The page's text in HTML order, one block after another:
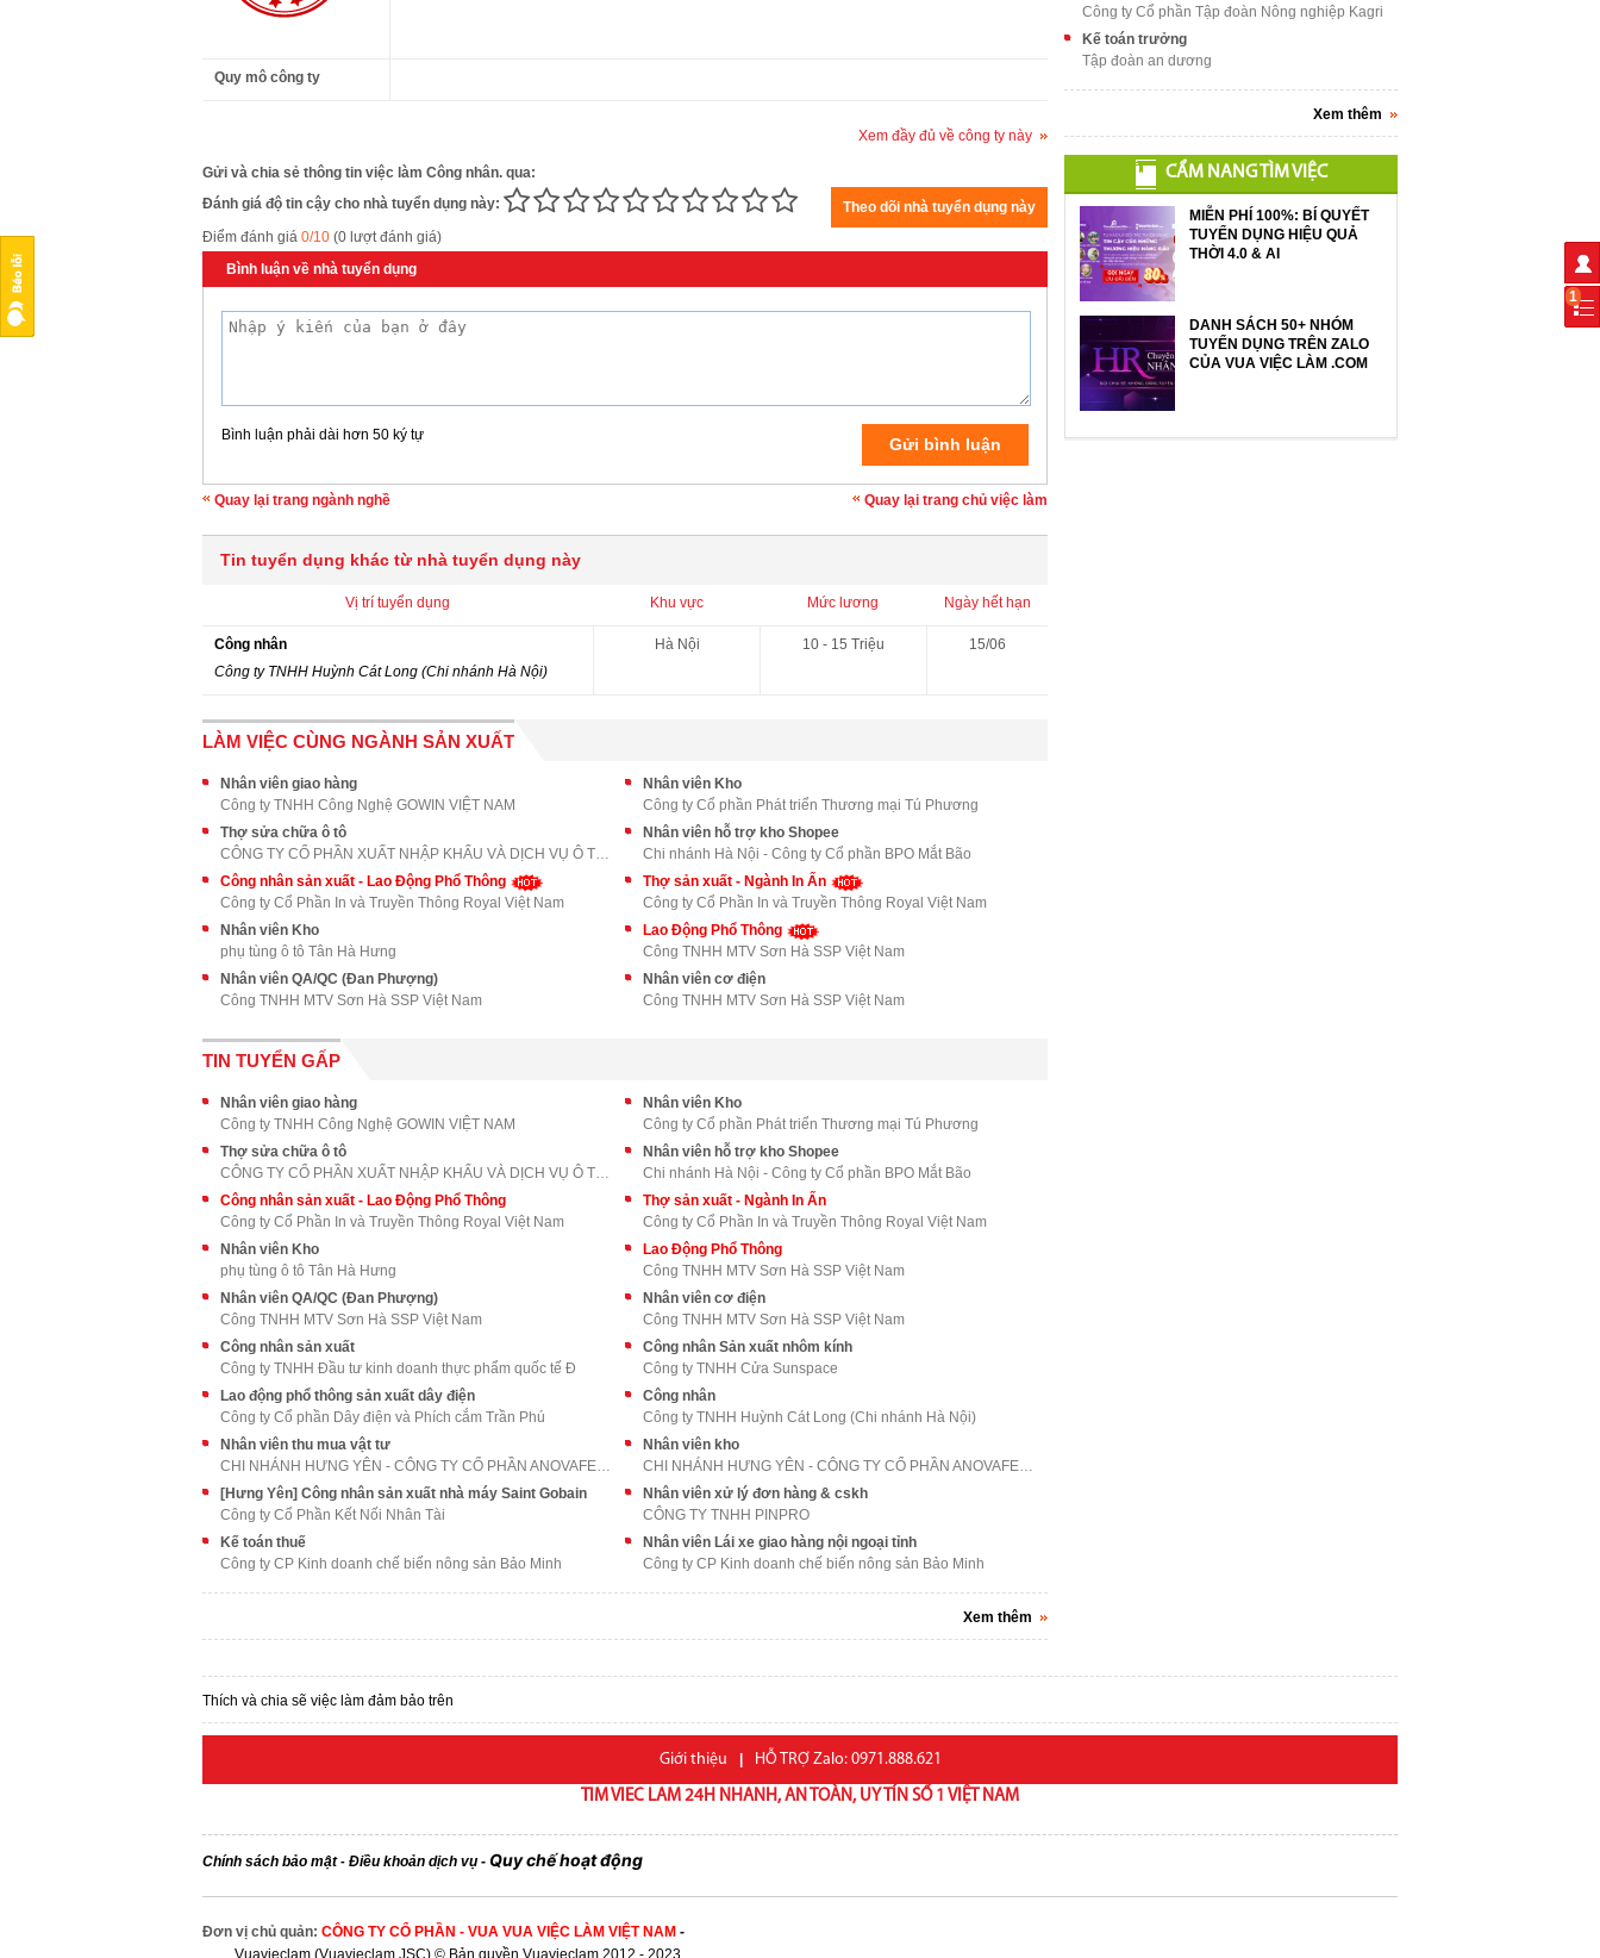
Quy mô công ty
Xem đầy đủ về công ty này
Gửi và chia sẻ thông tin việc làm Công nhân. qua:
Đánh giá độ tin cậy cho nhà tuyển dụng này:
Điểm đánh giá 0/10 (0 lượt đánh giá)
Bình luận về nhà tuyển dụng
Bình luận phải dài hơn 50 ký tự
Quay lại trang ngành nghề Quay lại trang chủ việc làm
Tin tuyển dụng khác từ nhà tuyển dụng này
Vị trí tuyển dụng Khu vực Mức lương Ngày hết hạn
Công nhân
Công ty TNHH Huỳnh Cát Long (Chi nhánh Hà Nội)
Hà Nội 10 - 15 Triệu 15/06
LÀM VIỆC CÙNG NGÀNH SẢN XUẤT
Nhân viên giao hàng
Công ty TNHH Công Nghệ GOWIN VIỆT NAM
Nhân viên Kho
Công ty Cổ phần Phát triển Thương mại Tú Phương
Thợ sửa chữa ô tô
CÔNG TY CỔ PHẦN XUẤT NHẬP KHẨU VÀ DỊCH VỤ Ô TÔ LON
Nhân viên hỗ trợ kho Shopee
Chi nhánh Hà Nội - Công ty Cổ phần BPO Mắt Bão
Công nhân sản xuất - Lao Động Phổ Thông
Công ty Cổ Phần In và Truyền Thông Royal Việt Nam
Thợ sản xuất - Ngành In Ấn
Công ty Cổ Phần In và Truyền Thông Royal Việt Nam
Nhân viên Kho
phụ tùng ô tô Tân Hà Hưng
Lao Động Phổ Thông
Công TNHH MTV Sơn Hà SSP Việt Nam
Nhân viên QA/QC (Đan Phượng)
Công TNHH MTV Sơn Hà SSP Việt Nam
Nhân viên cơ điện
Công TNHH MTV Sơn Hà SSP Việt Nam
TIN TUYỂN GẤP
Nhân viên giao hàng
Công ty TNHH Công Nghệ GOWIN VIỆT NAM
Nhân viên Kho
Công ty Cổ phần Phát triển Thương mại Tú Phương
Thợ sửa chữa ô tô
CÔNG TY CỔ PHẦN XUẤT NHẬP KHẨU VÀ DỊCH VỤ Ô TÔ LON
Nhân viên hỗ trợ kho Shopee
Chi nhánh Hà Nội - Công ty Cổ phần BPO Mắt Bão
Công nhân sản xuất - Lao Động Phổ Thông
Công ty Cổ Phần In và Truyền Thông Royal Việt Nam
Thợ sản xuất - Ngành In Ấn
Công ty Cổ Phần In và Truyền Thông Royal Việt Nam
Nhân viên Kho
phụ tùng ô tô Tân Hà Hưng
Lao Động Phổ Thông
Công TNHH MTV Sơn Hà SSP Việt Nam
Nhân viên QA/QC (Đan Phượng)
Công TNHH MTV Sơn Hà SSP Việt Nam
Nhân viên cơ điện
Công TNHH MTV Sơn Hà SSP Việt Nam
Công nhân sản xuất
Công ty TNHH Đầu tư kinh doanh thực phẩm quốc tế Đ
Công nhân Sản xuất nhôm kính
Công ty TNHH Cửa Sunspace
Lao động phổ thông sản xuất dây điện
Công ty Cổ phần Dây điện và Phích cắm Trần Phú
Công nhân
Công ty TNHH Huỳnh Cát Long (Chi nhánh Hà Nội)
Nhân viên thu mua vật tư
CHI NHÁNH HƯNG YÊN - CÔNG TY CỔ PHẦN ANOVAFEED
Nhân viên kho
CHI NHÁNH HƯNG YÊN - CÔNG TY CỔ PHẦN ANOVAFEED
[Hưng Yên] Công nhân sản xuất nhà máy Saint Gobain
Công ty Cổ Phần Kết Nối Nhân Tài
Nhân viên xử lý đơn hàng & cskh
CÔNG TY TNHH PINPRO
Kế toán thuế
Công ty CP Kinh doanh chế biến nông sản Bảo Minh
Nhân viên Lái xe giao hàng nội ngoại tỉnh
Công ty CP Kinh doanh chế biến nông sản Bảo Minh
Xem thêm
Công ty Cổ phần Tập đoàn Nông nghiệp Kagri
Kế toán trưởng
Tập đoàn an dương
Xem thêm
CẨM NANG TÌM VIỆC
MIỄN PHÍ 100%: BÍ QUYẾT
TUYỂN DỤNG HIỆU QUẢ
THỜI 4.0 & AI
DANH SÁCH 50+ NHÓM
TUYỂN DỤNG TRÊN ZALO
CỦA VUA VIỆC LÀM .COM
Thích và chia sẽ việc làm đảm bảo trên
Giới thiệu HỖ TRỢ Zalo: 0971.888.621
TIM VIEC LAM 24H NHANH, AN TOÀN, UY TÍN SỐ 1 VIỆT NAM
Chính sách bảo mật- Điều khoản dịch vụ - Quy chế hoạt động
Đơn vị chủ quản: CÔNG TY CỔ PHẦN - VUA VUA VIỆC LÀM VIỆT NAM -
Vuavieclam (Vuavieclam JSC) © Bản quyền Vuavieclam 2012 - 2023
1